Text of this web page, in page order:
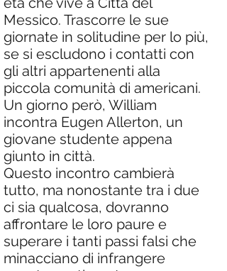
Messico. Trascorre le sue
giornate in solitudine per lo più,
se si escludono i contatti con
gli altri appartenenti alla
piccola comunità di americani.
Un giorno però, William
incontra Eugen Allerton, un
giovane studente appena
giunto in città.
Questo incontro cambierà
tutto, ma nonostante tra i due
ci sia qualcosa, dovranno
affrontare le loro paure e
superare i tanti passi falsi che
minacciano di infrangere